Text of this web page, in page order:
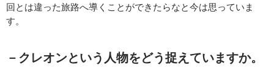
回とは違った旅路へ導くことができたらなと今は思っていま
す。
－クレオンという人物をどう捉えていますか。